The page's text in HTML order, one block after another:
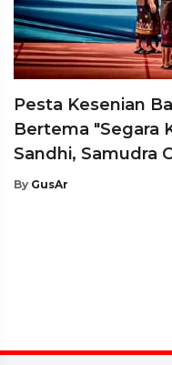
Pesta Kesenian
Bertema "Segara
Sandhi, Samudra
By GusAr